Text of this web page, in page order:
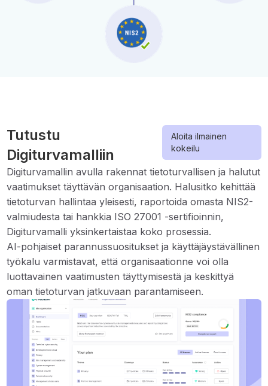
Tutustu
Digiturvamalliin
Aloita ilmainen
kokeilu
Digiturvamallin avulla rakennat tietoturvallisen ja halutut
vaatimukset täyttävän organisaation. Halusitko kehittää
tietoturvan hallintaa yleisesti, raportoida omasta NIS2-
valmiudesta tai hankkia ISO 27001 -sertifioinnin,
Digiturvamalli yksinkertaistaa koko prosessia.
AI-pohjaiset parannussuositukset ja käyttäjäystävällinen
työkalu varmistavat, että organisaationne voi olla
luottavainen vaatimusten täyttymisestä ja keskittyä
oman tietoturvan jatkuvaan parantamiseen.